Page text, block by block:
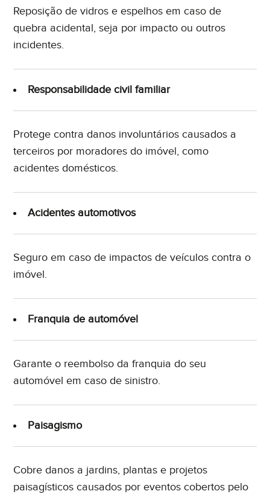
Reposição de vidros e espelhos em caso de
quebra acidental, seja por impacto ou outros
incidentes.
Responsabilidade civil familiar
Protege contra danos involuntários causados a
terceiros por moradores do imóvel, como
acidentes domésticos.
Acidentes automotivos
Seguro em caso de impactos de veículos contra o
imóvel.
Franquia de automóvel
Garante o reembolso da franquia do seu
automóvel em caso de sinistro.
Paisagismo
Cobre danos a jardins, plantas e projetos
paisagísticos causados por eventos cobertos pelo